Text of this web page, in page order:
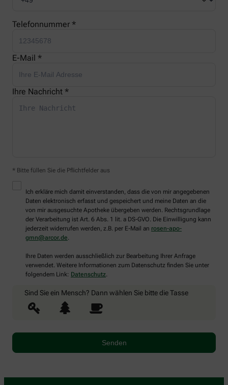
Telefonnummer *
E-Mail *
Ihre Nachricht *
* Bitte füllen Sie die Pflichtfelder aus
Ich erkläre mich damit einverstanden, dass die von mir angegebenen
Daten elektronisch erfasst und gespeichert und meine Daten an die
von mir ausgesuchte Apotheke übergeben werden. Rechtsgrundlage
der Verarbeitung ist Art. 6 Abs. 1 lit. a DS-GVO. Die Einwilligung kann
jederzeit widerrufen werden, z.B. per E-Mail an rosen-apo-
gmn@arcor.de.
Ihre Daten werden ausschließlich zur Bearbeitung Ihrer Anfrage
verwendet. Weitere Informationen zum Datenschutz finden Sie unter
folgendem Link: Datenschutz.
Sind Sie ein Mensch? Dann wählen Sie bittedie Tasse